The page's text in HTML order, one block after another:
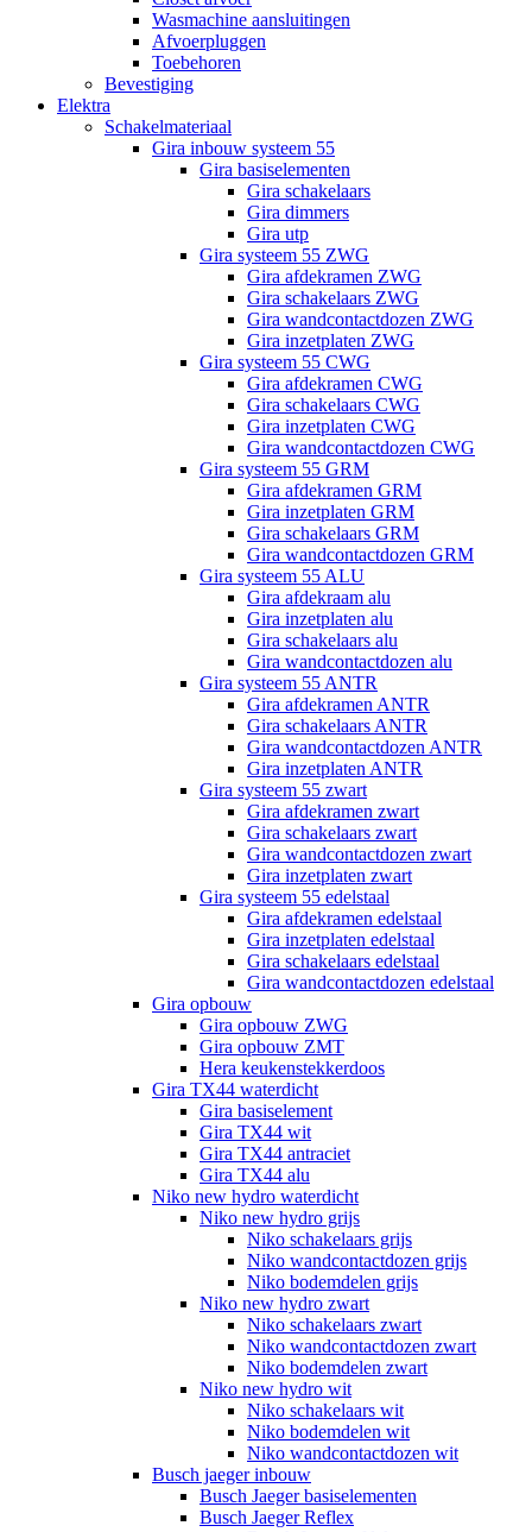
Wasmachine aansluitingen
Afvoerpluggen
Toebehoren
Bevestiging
Elektra
Schakelmateriaal
Gira inbouw systeem 55
Gira basiselementen
Gira schakelaars
Gira dimmers
Gira utp
Gira systeem 55 ZWG
Gira afdekramen ZWG
Gira schakelaars ZWG
Gira wandcontactdozen ZWG
Gira inzetplaten ZWG
Gira systeem 55 CWG
Gira afdekramen CWG
Gira schakelaars CWG
Gira inzetplaten CWG
Gira wandcontactdozen CWG
Gira systeem 55 GRM
Gira afdekramen GRM
Gira inzetplaten GRM
Gira schakelaars GRM
Gira wandcontactdozen GRM
Gira systeem 55 ALU
Gira afdekraam alu
Gira inzetplaten alu
Gira schakelaars alu
Gira wandcontactdozen alu
Gira systeem 55 ANTR
Gira afdekramen ANTR
Gira schakelaars ANTR
Gira wandcontactdozen ANTR
Gira inzetplaten ANTR
Gira systeem 55 zwart
Gira afdekramen zwart
Gira schakelaars zwart
Gira wandcontactdozen zwart
Gira inzetplaten zwart
Gira systeem 55 edelstaal
Gira afdekramen edelstaal
Gira inzetplaten edelstaal
Gira schakelaars edelstaal
Gira wandcontactdozen edelstaal
Gira opbouw
Gira opbouw ZWG
Gira opbouw ZMT
Hera keukenstekkerdoos
Gira TX44 waterdicht
Gira basiselement
Gira TX44 wit
Gira TX44 antraciet
Gira TX44 alu
Niko new hydro waterdicht
Niko new hydro grijs
Niko schakelaars grijs
Niko wandcontactdozen grijs
Niko bodemdelen grijs
Niko new hydro zwart
Niko schakelaars zwart
Niko wandcontactdozen zwart
Niko bodemdelen zwart
Niko new hydro wit
Niko schakelaars wit
Niko bodemdelen wit
Niko wandcontactdozen wit
Busch jaeger inbouw
Busch Jaeger basiselementen
Busch Jaeger Reflex